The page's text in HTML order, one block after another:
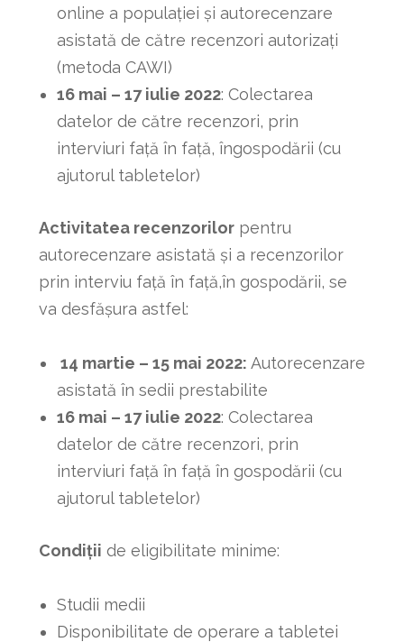
online a populației și autorecenzare
asistată de către recenzori autorizați
(metoda CAWI)
16 mai – 17 iulie 2022: Colectarea
datelor de către recenzori, prin
interviuri faţă în faţă, îngospodării (cu
ajutorul tabletelor)
Activitatea recenzorilorpentru
autorecenzare asistată și a recenzorilor
prin interviu față în față,în gospodării, se
va desfășura astfel:
14 martie – 15 mai 2022: Autorecenzare
asistată în sedii prestabilite
16 mai – 17 iulie 2022: Colectarea
datelor de către recenzori, prin
interviuri faţă în faţă în gospodării (cu
ajutorul tabletelor)
Condiții de eligibilitate minime:
Studii medii
Disponibilitate de operare a tabletei